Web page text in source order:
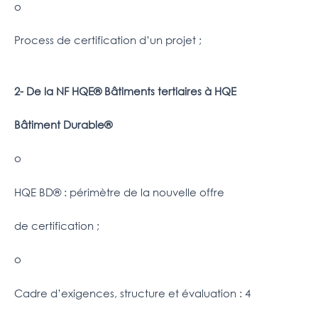
o
Process de certification d’un projet ;
2- De la NF HQE® Bâtiments tertiaires à HQE
Bâtiment Durable®
o
HQE BD® : périmètre de la nouvelle offre
de certification ;
o
Cadre d’exigences, structure et évaluation : 4